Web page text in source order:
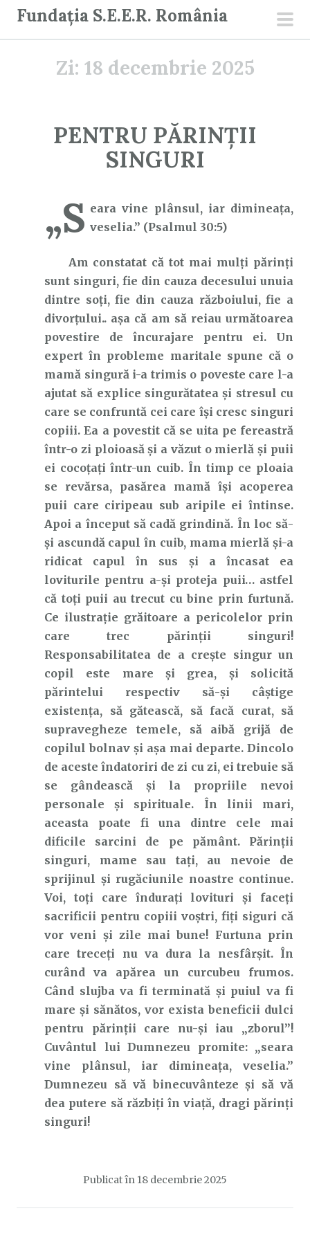
Fundația S.E.E.R. România
Zi: 18 decembrie 2025
PENTRU PĂRINȚII
SINGURI
„S eara vine plânsul, iar dimineaţa,
veselia.” (Psalmul 30:5)
Am constatat că tot mai mulți părinți
sunt singuri, fie din cauza decesului unuia
dintre soți, fie din cauza războiului, fie a
divorțului.. așa că am să reiau următoarea
povestire de încurajare pentru ei. Un
expert în probleme maritale spune că o
mamă singură i-a trimis o poveste care l-a
ajutat să explice singurătatea și stresul cu
care se confruntă cei care își cresc singuri
copiii. Ea a povestit că se uita pe fereastră
într-o zi ploioasă și a văzut o mierlă și puii
ei cocoțați într-un cuib. În timp ce ploaia
se revărsa, pasărea mamă își acoperea
puii care ciripeau sub aripile ei întinse.
Apoi a început să cadă grindină. În loc să-
și ascundă capul în cuib, mama mierlă și-a
ridicat capul în sus și a încasat ea
loviturile pentru a-și proteja puii… astfel
că toți puii au trecut cu bine prin furtună.
Ce ilustrație grăitoare a pericolelor prin
care trec părinții singuri!
Responsabilitatea de a crește singur un
copil este mare și grea, și solicită
părintelui respectiv să-și câștige
existența, să gătească, să facă curat, să
supravegheze temele, să aibă grijă de
copilul bolnav și așa mai departe. Dincolo
de aceste îndatoriri de zi cu zi, ei trebuie să
se gândească și la propriile nevoi
personale și spirituale. În linii mari,
aceasta poate fi una dintre cele mai
dificile sarcini de pe pământ. Părinții
singuri, mame sau tați, au nevoie de
sprijinul și rugăciunile noastre continue.
Voi, toți care îndurați lovituri și faceți
sacrificii pentru copiii voștri, fiți siguri că
vor veni și zile mai bune! Furtuna prin
care treceți nu va dura la nesfârșit. În
curând va apărea un curcubeu frumos.
Când slujba va fi terminată și puiul va fi
mare și sănătos, vor exista beneficii dulci
pentru părinții care nu-și iau „zborul”!
Cuvântul lui Dumnezeu promite: „seara
vine plânsul, iar dimineaţa, veselia.”
Dumnezeu să vă binecuvânteze și să vă
dea putere să răzbiți în viață, dragi părinți
singuri!
Publicat în 18 decembrie 2025